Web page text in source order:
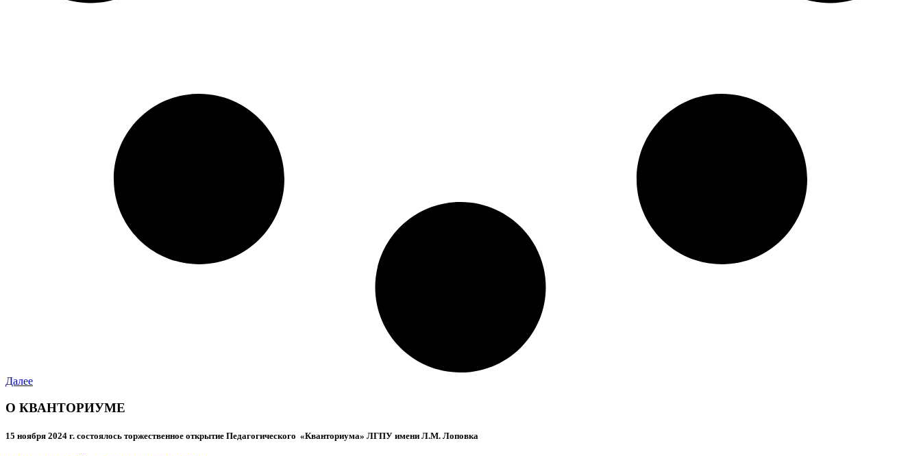
Далее
О КВАНТОРИУМЕ
15 ноября 2024 г. состоялось торжественное открытие Педагогического «Кванториума» ЛГПУ имени Л.М. Лоповка